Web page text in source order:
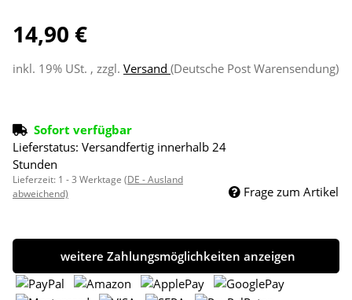
14,90 €
inkl. 19% USt. , zzgl. Versand (Deutsche Post Warensendung)
Sofort verfügbar
Lieferstatus: Versandfertig innerhalb 24
Stunden
Lieferzeit: 1 - 3 Werktage (DE - Ausland
abweichend)
Frage zum Artikel
weitere Zahlungsmöglichkeiten anzeigen